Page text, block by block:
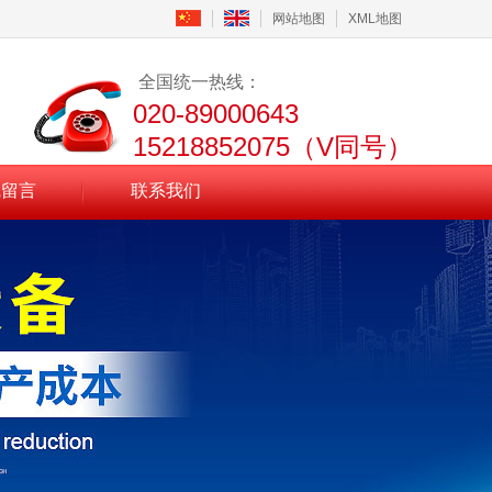
网站地图 XML地图
全国统一热线：
020-89000643
15218852075（V同号）
言 联系我们